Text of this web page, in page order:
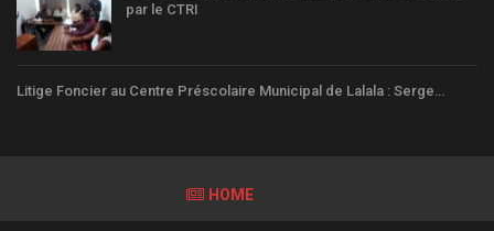
par le CTRI
Litige Foncier au Centre Préscolaire Municipal de Lalala : Serge…
HOME